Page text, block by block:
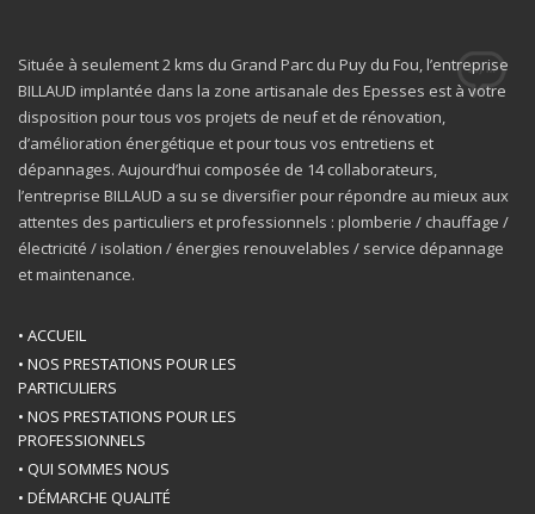
Située à seulement 2 kms du Grand Parc du Puy du Fou, l’entreprise
BILLAUD implantée dans la zone artisanale des Epesses est à votre
disposition pour tous vos projets de neuf et de rénovation,
d’amélioration énergétique et pour tous vos entretiens et
dépannages. Aujourd’hui composée de 14 collaborateurs,
l’entreprise BILLAUD a su se diversifier pour répondre au mieux aux
attentes des particuliers et professionnels : plomberie / chauffage /
électricité / isolation / énergies renouvelables / service dépannage
et maintenance.
• ACCUEIL
• NOS PRESTATIONS POUR LES
PARTICULIERS
• NOS PRESTATIONS POUR LES
PROFESSIONNELS
• QUI SOMMES NOUS
• DÉMARCHE QUALITÉ